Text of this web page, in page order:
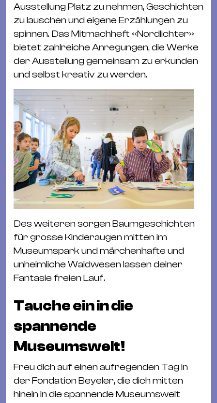
Ausstellung Platz zu nehmen, Geschichten
zu lauschen und eigene Erzählungen zu
spinnen. Das Mitmachheft «Nordlichter»
bietet zahlreiche Anregungen, die Werke
der Ausstellung gemeinsam zu erkunden
und selbst kreativ zu werden.
Des weiteren sorgen Baumgeschichten
für grosse Kinderaugen mitten im
Museumspark und märchenhafte und
unheimliche Waldwesen lassen deiner
Fantasie freien Lauf.
Tauche ein in die
spannende
Museumswelt!
Freu dich auf einen aufregenden Tag in
der Fondation Beyeler, die dich mitten
hinein in die spannende Museumswelt